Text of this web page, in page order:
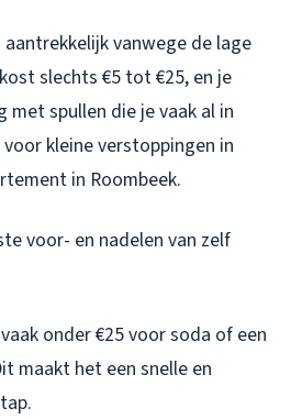
vanwege de lage
slechts €5 tot €25, en je
met spullen die je vaak al in
kleine verstoppingen in
in Roombeek.
voor- en nadelen van zelf
onder €25 voor soda of een
maakt het een snelle en